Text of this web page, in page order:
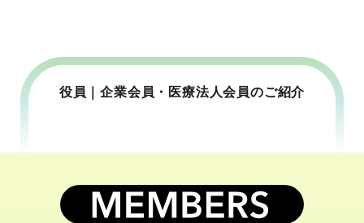
役員｜企業会員・医療法人会員のご紹介